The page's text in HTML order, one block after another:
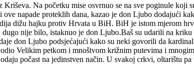
Na početku mise osvrnuo se na sve poginule koji
napade proteklih dana, kazao je don Ljubo dodajući
dižu hajku protiv Hrvata u BiH. BiH je istom mjerom
nije bilo, istaknuo je don Ljubo.Baš su udarili na
don Ljubo podsjećajući kako su neki govorili da
Velikim petkom i mnoštvom križnim putevima i
počast na jedinstven način. U svakoj crkvi, oltarištu